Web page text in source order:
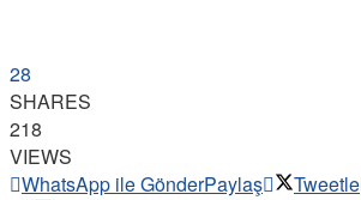
28
SHARES
218
VIEWS
WhatsApp ile GönderPaylaş Tweetle